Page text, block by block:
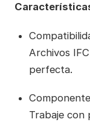
Archivos
perfecta.
Trabaje con